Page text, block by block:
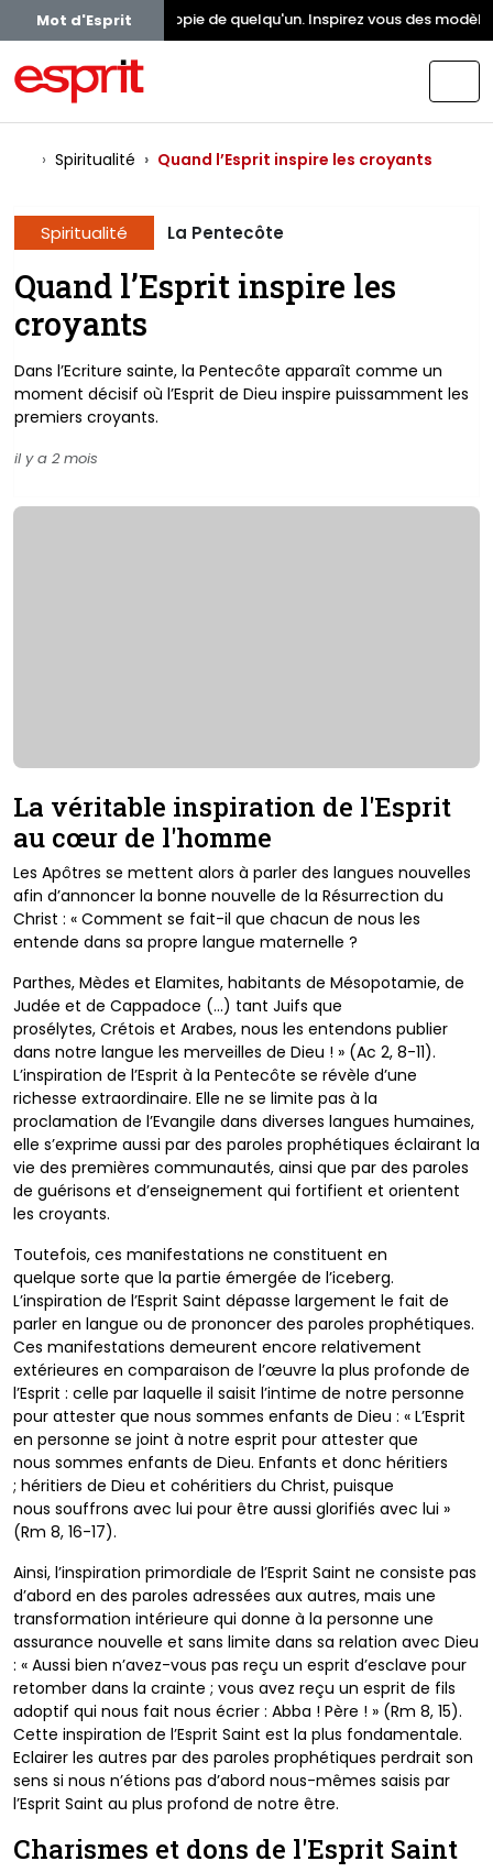
Mot d'Esprit
pas à devenir la copie de quelqu'un. Inspirez vous des modèles,
Spiritualité Quand l’Esprit inspire les croyants
Spiritualité La Pentecôte
Quand l’Esprit inspire les
croyants
Dans l’Ecriture sainte, la Pentecôte apparaît comme un
moment décisif où l’Esprit de Dieu inspire puissamment les
premiers croyants.
il y a 2 mois
La véritable inspiration de l'Esprit
au cœur de l'homme
Les Apôtres se mettent alors à parler des langues nouvelles
afin d’annoncer la bonne nouvelle de la Résurrection du
Christ : « Comment se fait-il que chacun de nous les
entende dans sa propre langue maternelle ?
Parthes, Mèdes et Elamites, habitants de Mésopotamie, de
Judée et de Cappadoce (…) tant Juifs que
prosélytes, Crétois et Arabes, nous les entendons publier
dans notre langue les merveilles de Dieu ! » (Ac 2, 8-11).
L’inspiration de l’Esprit à la Pentecôte se révèle d’une
richesse extraordinaire. Elle ne se limite pas à la
proclamation de l’Evangile dans diverses langues humaines,
elle s’exprime aussi par des paroles prophétiques éclairant la
vie des premières communautés, ainsi que par des paroles
de guérisons et d’enseignement qui fortifient et orientent
les croyants.
Toutefois, ces manifestations ne constituent en
quelque sorte que la partie émergée de l’iceberg.
L’inspiration de l’Esprit Saint dépasse largement le fait de
parler en langue ou de prononcer des paroles prophétiques.
Ces manifestations demeurent encore relativement
extérieures en comparaison de l’œuvre la plus profonde de
l’Esprit : celle par laquelle il saisit l’intime de notre personne
pour attester que nous sommes enfants de Dieu : « L’Esprit
en personne se joint à notre esprit pour attester que
nous sommes enfants de Dieu. Enfants et donc héritiers
; héritiers de Dieu et cohéritiers du Christ, puisque
nous souffrons avec lui pour être aussi glorifiés avec lui »
(Rm 8, 16-17).
Ainsi, l’inspiration primordiale de l’Esprit Saint ne consiste pas
d’abord en des paroles adressées aux autres, mais une
transformation intérieure qui donne à la personne une
assurance nouvelle et sans limite dans sa relation avec Dieu
: « Aussi bien n’avez-vous pas reçu un esprit d’esclave pour
retomber dans la crainte ; vous avez reçu un esprit de fils
adoptif qui nous fait nous écrier : Abba ! Père ! » (Rm 8, 15).
Cette inspiration de l’Esprit Saint est la plus fondamentale.
Eclairer les autres par des paroles prophétiques perdrait son
sens si nous n’étions pas d’abord nous-mêmes saisis par
l’Esprit Saint au plus profond de notre être.
Charismes et dons de l'Esprit Saint